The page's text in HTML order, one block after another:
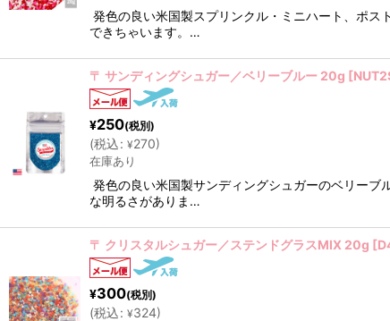
発色の良い米国製スプリンクル・ミニハート、ポ
できちゃいます。…
〒 サンディングシュガー／ベリーブルー 20g [
¥250(税別)
(税込: ¥270)
在庫あり
発色の良い米国製サンディングシュガーのベリー
な明るさがありま…
〒 クリスタルシュガー／ステンドグラスMIX 20g [
¥300(税別)
(税込: ¥324)